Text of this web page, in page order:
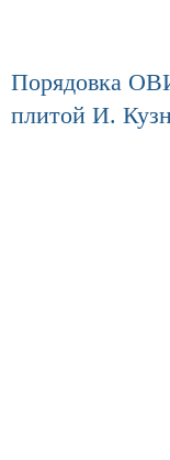
Порядовка
плитой И.